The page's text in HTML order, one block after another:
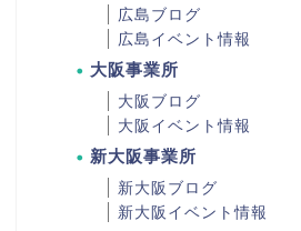
広島ブログ
広島イベント情報
大阪事業所
大阪ブログ
大阪イベント情報
新大阪事業所
新大阪ブログ
新大阪イベント情報